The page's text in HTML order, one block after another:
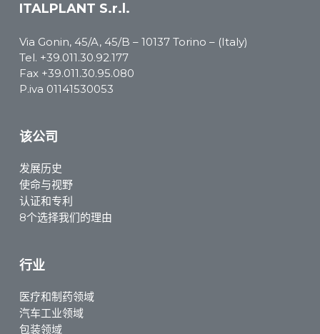
ITALPLANT S.r.l.
Via Gonin, 45/A, 45/B – 10137 Torino – (Italy)
Tel. +39.011.30.92.177
Fax +39.011.30.95.080
P.iva 01141530053
该公司
发展历史
使命与视野
认证和专利
8个选择我们的理由
行业
医疗和制药领域
汽车工业领域
包装领域